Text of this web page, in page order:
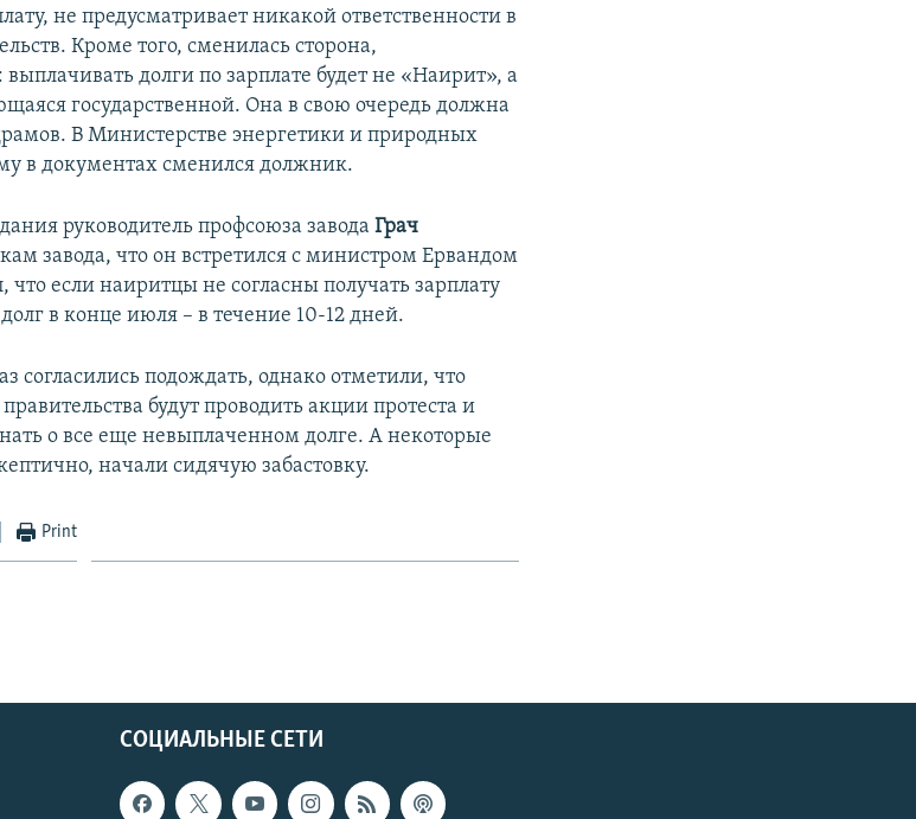
не предусматривает никакой ответственности в
Кроме того, сменилась сторона,
долги по зарплате будет не «Наирит», а
государственной. Она в свою очередь должна
В Министерстве энергетики и природных
в документах сменился должник.
руководитель профсоюза заводаГрач
завода, что он встретился с министром Ервандом
если наиритцы не согласны получать зарплату
в конце июля – в течение 10-12 дней.
согласились подождать, однако отметили, что
будут проводить акции протеста и
о все еще невыплаченном долге. А некоторые
начали сидячую забастовку.
Print
СОЦИАЛЬНЫЕ СЕТИ